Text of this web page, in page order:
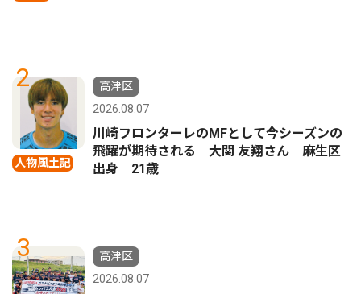
2
人物風土記
高津区
2026.08.07
川崎フロンターレのMFとして今シーズンの
飛躍が期待される 大関 友翔さん 麻生区
出身 21歳
3
高津区
2026.08.07